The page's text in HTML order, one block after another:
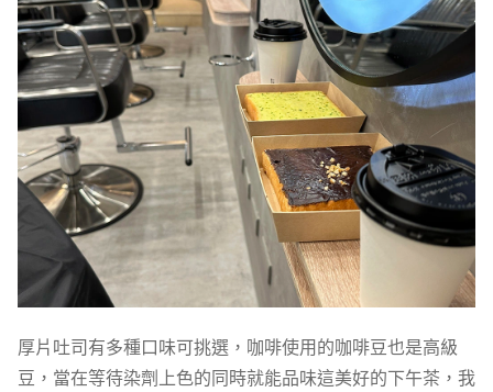
厚片吐司有多種口味可挑選，咖啡使用的咖啡豆也是高級
豆，當在等待染劑上色的同時就能品味這美好的下午茶，我